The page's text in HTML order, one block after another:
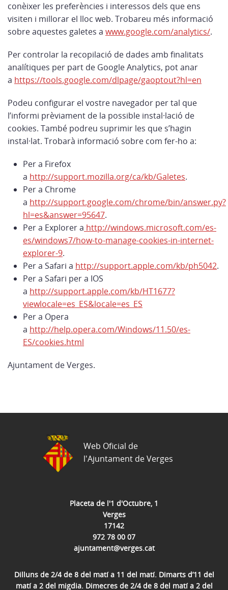
conèixer les preferències i interessos dels que ens
visiten i millorar el lloc web. Trobareu més informació
sobre aquestes galetes a www.google.com/analytics/.
Per controlar la recopilació de dades amb finalitats
analítiques per part de Google Analytics, pot anar
a https://tools.google.com/dlpage/gaoptout?hl=en
Podeu configurar el vostre navegador per tal que
l’informi prèviament de la possible instal·lació de
cookies. També podreu suprimir les que s’hagin
instal·lat. Trobarà informació sobre com fer-ho a:
Per a Firefox
a http://support.mozilla.org/ca/kb/Galetes.
Per a Chrome
a http://support.google.com/chrome/bin/answer.py?
hl=es&answer=95647.
Per a Explorer a http://windows.microsoft.com/es-
es/windows7/how-to-manage-cookies-in-internet-
explorer-9.
Per a Safari a http://support.apple.com/kb/ph5042.
Per a Safari per a IOS
a http://support.apple.com/kb/HT1677?
viewlocale=es_ES&locale=es_ES
Per a Opera
a http://help.opera.com/Windows/11.50/es-
ES/cookies.html
Ajuntament de Verges.
Placeta de l'1 d'Octubre, 1
Verges
17142
972 78 00 07
ajuntament@verges.cat
Dilluns de 2/4 de 8 del matí a 11 del matí. Dimarts d’11 del
matí a 2 del migdia. Dimecres de 2/4 de 8 del matí a 2 del
Web Oficial de
l'Ajuntament de Verges